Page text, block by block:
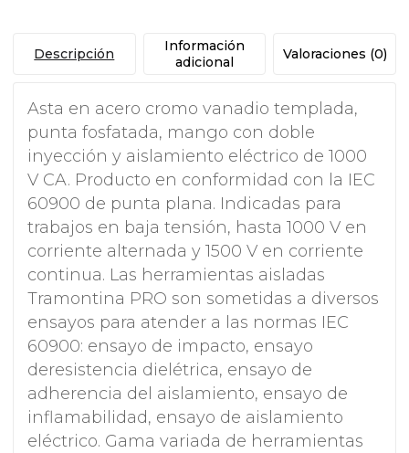
Descripción
Información
adicional
Valoraciones (0)
Asta en acero cromo vanadio templada,
punta fosfatada, mango con doble
inyección y aislamiento eléctrico de 1000
V CA. Producto en conformidad con la IEC
60900 de punta plana. Indicadas para
trabajos en baja tensión, hasta 1000 V en
corriente alternada y 1500 V en corriente
continua. Las herramientas aisladas
Tramontina PRO son sometidas a diversos
ensayos para atender a las normas IEC
60900: ensayo de impacto, ensayo
deresistencia dielétrica, ensayo de
adherencia del aislamiento, ensayo de
inflamabilidad, ensayo de aislamiento
eléctrico. Gama variada de herramientas